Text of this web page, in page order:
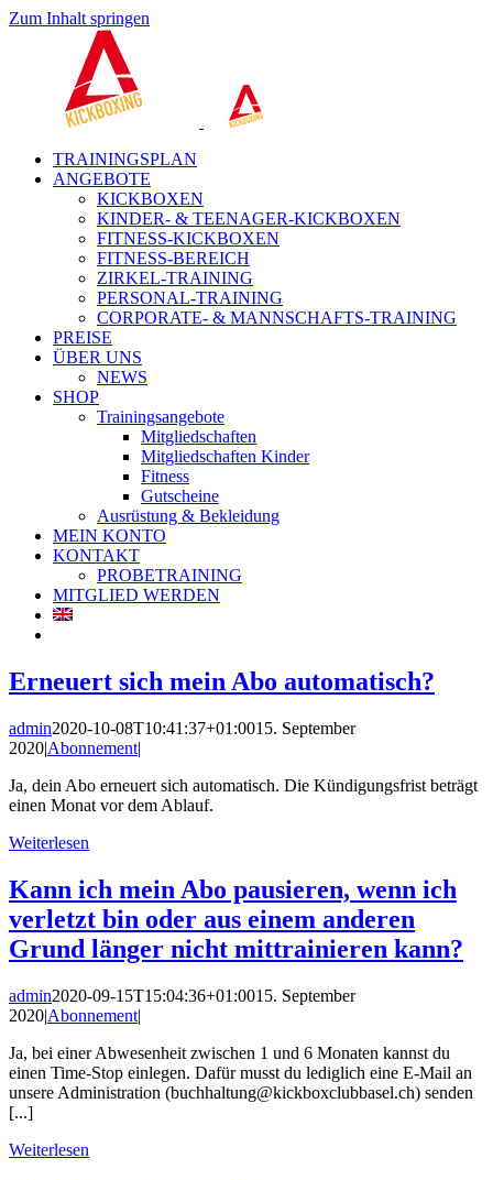
Zum Inhalt springen
TRAININGSPLAN
ANGEBOTE
KICKBOXEN
KINDER- & TEENAGER-KICKBOXEN
FITNESS-KICKBOXEN
FITNESS-BEREICH
ZIRKEL-TRAINING
PERSONAL-TRAINING
CORPORATE- & MANNSCHAFTS-TRAINING
PREISE
ÜBER UNS
NEWS
SHOP
Trainingsangebote
Mitgliedschaften
Mitgliedschaften Kinder
Fitness
Gutscheine
Ausrüstung & Bekleidung
MEIN KONTO
KONTAKT
PROBETRAINING
MITGLIED WERDEN
Erneuert sich mein Abo automatisch?
admin2020-10-08T10:41:37+01:0015. September
2020|Abonnement|
Ja, dein Abo erneuert sich automatisch. Die Kündigungsfrist beträgt
einen Monat vor dem Ablauf.
Weiterlesen
Kann ich mein Abo pausieren, wenn ich
verletzt bin oder aus einem anderen
Grund länger nicht mittrainieren kann?
admin2020-09-15T15:04:36+01:0015. September
2020|Abonnement|
Ja, bei einer Abwesenheit zwischen 1 und 6 Monaten kannst du
einen Time-Stop einlegen. Dafür musst du lediglich eine E-Mail an
unsere Administration (buchhaltung@kickboxclubbasel.ch) senden
[...]
Weiterlesen